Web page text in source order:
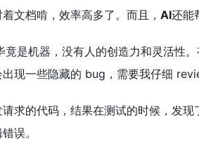
文档啃，效率高多了。而且， AI还能
竟是机器，没有人的创造力和灵活性
现一些隐藏的 bug，需要我仔细
求的代码，结果在测试的时候，发
误。